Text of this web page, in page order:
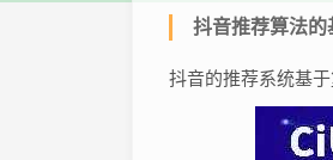
抖音推荐算法的
抖音的推荐系统基